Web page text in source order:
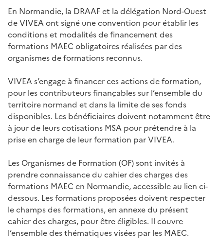
En Normandie, la DRAAF et la délégation Nord-Ouest
de VIVEA ont signé une convention pour établir les
conditions et modalités de financement des
formations MAEC obligatoires réalisées par des
organismes de formations reconnus.
VIVEA s’engage à financer ces actions de formation,
pour les contributeurs finançables sur l’ensemble du
territoire normand et dans la limite de ses fonds
disponibles. Les bénéficiaires doivent notamment être
à jour de leurs cotisations MSA pour prétendre à la
prise en charge de leur formation par VIVEA.
Les Organismes de Formation (OF) sont invités à
prendre connaissance du cahier des charges des
formations MAEC en Normandie, accessible au lien ci-
dessous. Les formations proposées doivent respecter
le champs des formations, en annexe du présent
cahier des charges, pour être éligibles. Il couvre
l’ensemble des thématiques visées par les MAEC.